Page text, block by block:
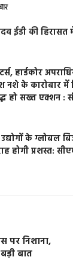
ईडी की हिरासत
हार्डकोर
के कारोबार में
हो सख्त एक्शन :
के ग्लोबल
होगी प्रशस्त:
पर निशाना,
बात